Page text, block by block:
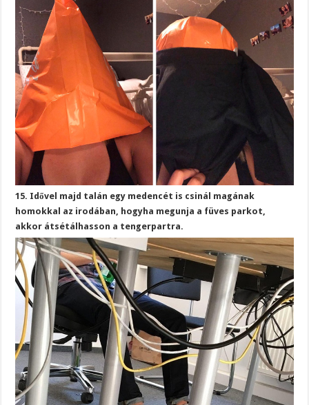
15. Idővel majd talán egy medencét is csinál magának
homokkal az irodában, hogyha megunja a füves parkot,
akkor átsétálhasson a tengerpartra.